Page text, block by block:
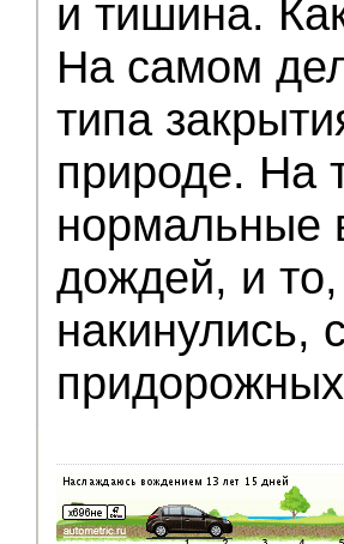
и тишина.
На самом
типа
природе. На
нормальные
дождей, и
накинулись,